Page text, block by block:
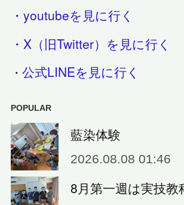
・youtubeを見に行く
・X（旧Twitter）を見に行く
・公式LINEを見に行く
POPULAR
藍染体験
2026.08.08 01:46
8月第一週は実技